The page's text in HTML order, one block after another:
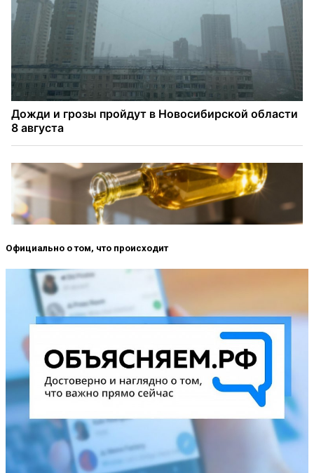
Официально о том, что происходит